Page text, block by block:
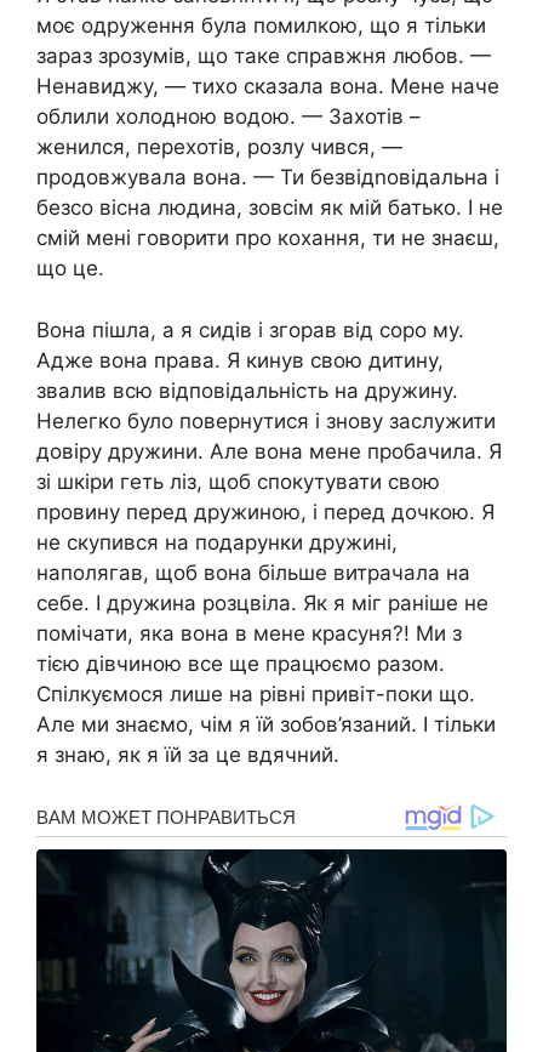
моє одруження була помилкою, що я тільки
зараз зрозумів, що таке справжня любов. —
Ненавиджу, — тихо сказала вона. Мене наче
облили холодною водою. — Захотів –
женился, перехотів, розлу чився, —
продовжувала вона. — Ти безвідnовідальна і
безсо вісна людина, зовсім як мій батько. І не
смій мені говорити про кохання, ти не знаєш,
що це.
Вона пішла, а я сидів і згорав від соро му.
Адже вона права. Я кинув свою дитину,
звалив всю відповідальність на дружину.
Нелегко було повернутися і знову заслужити
довіру дружини. Але вона мене пробачила. Я
зі шкіри геть ліз, щоб спокутувати свою
провину перед дружиною, і перед дочкою. Я
не скупився на подарунки дружині,
наполягав, щоб вона більше витрачала на
себе. І дружина розцвіла. Як я міг раніше не
помічати, яка вона в мене красуня?! Ми з
тією дівчиною все ще працюємо разом.
Спілкуємося лише на рівні привіт-поки що.
Але ми знаємо, чім я їй зобов’язаний. І тільки
я знаю, як я їй за це вдячний.